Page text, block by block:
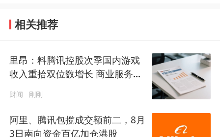
相关推荐
里昂：料腾讯控股次季国内游戏
收入重拾双位数增长 商业服务收
财闻 刚刚
阿里、腾讯包揽成交额前二，8月
3日南向资金百亿加仓港股